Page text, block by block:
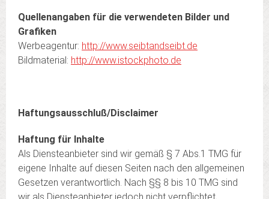
Quellenangaben für die verwendeten Bilder und
Grafiken
Werbeagentur: http://www.seibtandseibt.de
Bildmaterial: http://www.istockphoto.de
Haftungsausschluß/Disclaimer
Haftung für Inhalte
Als Diensteanbieter sind wir gemäß § 7 Abs.1 TMG für
eigene Inhalte auf diesen Seiten nach den allgemeinen
Gesetzen verantwortlich. Nach §§ 8 bis 10 TMG sind